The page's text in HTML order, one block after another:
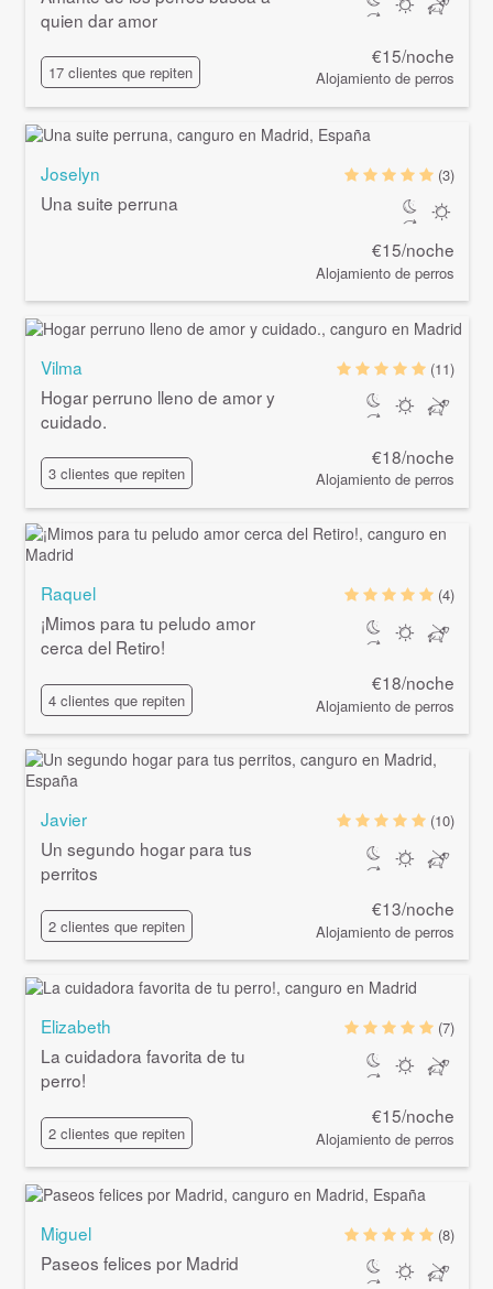
quien dar amor
17 clientes que repiten
€15/noche
Alojamiento de perros
Joselyn
Una suite perruna
(3)
€15/noche
Alojamiento de perros
Vilma
Hogar perruno lleno de amor y
cuidado.
3 clientes que repiten
(11)
€18/noche
Alojamiento de perros
Raquel
¡Mimos para tu peludo amor
cerca del Retiro!
4 clientes que repiten
(4)
€18/noche
Alojamiento de perros
Javier
Un segundo hogar para tus
perritos
2 clientes que repiten
(10)
€13/noche
Alojamiento de perros
Elizabeth
La cuidadora favorita de tu
perro!
2 clientes que repiten
(7)
€15/noche
Alojamiento de perros
Miguel
Paseos felices por Madrid
(8)